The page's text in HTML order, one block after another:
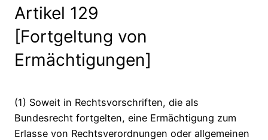
Artikel 129
[Fortgeltung von
Ermächtigungen]
(1) Soweit in Rechtsvorschriften, die als
Bundesrecht fortgelten, eine Ermächtigung zum
Erlasse von Rechtsverordnungen oder allgemeinen